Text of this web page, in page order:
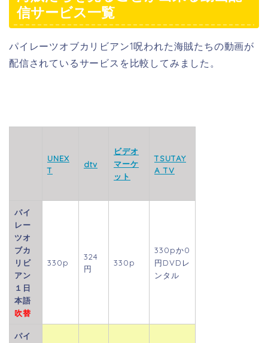
信サービス一覧
パイレーツオブカリビアン1呪われた海賊たちの動画が
配信されているサービスを比較してみました。
UNEX
T
dtv
ビデオ
マーケ
ット
TSUTAY
A TV
パイ
レー
ツオ
ブカ
リビ
アン
１日
本語
吹替
330p
324
円
330p
330pか0
円DVDレ
ンタル
パイ